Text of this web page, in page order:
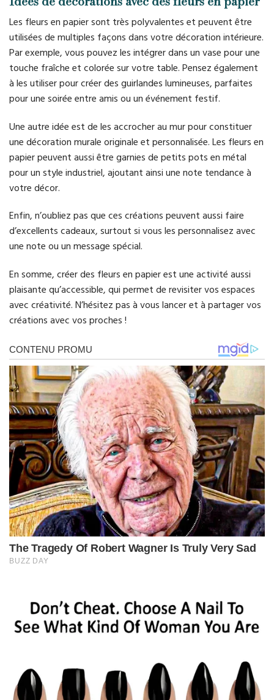
Les fleurs en papier sont très polyvalentes et peuvent être
utilisées de multiples façons dans votre décoration intérieure.
Par exemple, vous pouvez les intégrer dans un vase pour une
touche fraîche et colorée sur votre table. Pensez également
à les utiliser pour créer des guirlandes lumineuses, parfaites
pour une soirée entre amis ou un événement festif.
Une autre idée est de les accrocher au mur pour constituer
une décoration murale originale et personnalisée. Les fleurs en
papier peuvent aussi être garnies de petits pots en métal
pour un style industriel, ajoutant ainsi une note tendance à
votre décor.
Enfin, n’oubliez pas que ces créations peuvent aussi faire
d’excellents cadeaux, surtout si vous les personnalisez avec
une note ou un message spécial.
En somme, créer des fleurs en papier est une activité aussi
plaisante qu’accessible, qui permet de revisiter vos espaces
avec créativité. N’hésitez pas à vous lancer et à partager vos
créations avec vos proches !